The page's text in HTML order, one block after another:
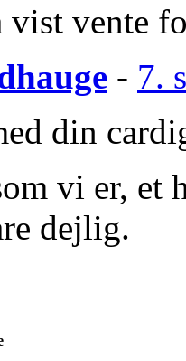
vist vente
- 7.
din
vi er, et
dejlig.